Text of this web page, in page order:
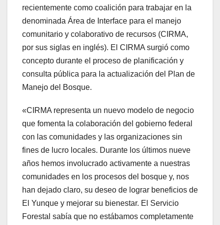
recientemente como coalición para trabajar en la
denominada Área de Interface para el manejo
comunitario y colaborativo de recursos (CIRMA,
por sus siglas en inglés). El CIRMA surgió como
concepto durante el proceso de planificación y
consulta pública para la actualización del Plan de
Manejo del Bosque.
«CIRMA representa un nuevo modelo de negocio
que fomenta la colaboración del gobierno federal
con las comunidades y las organizaciones sin
fines de lucro locales. Durante los últimos nueve
años hemos involucrado activamente a nuestras
comunidades en los procesos del bosque y, nos
han dejado claro, su deseo de lograr beneficios de
El Yunque y mejorar su bienestar. El Servicio
Forestal sabía que no estábamos completamente